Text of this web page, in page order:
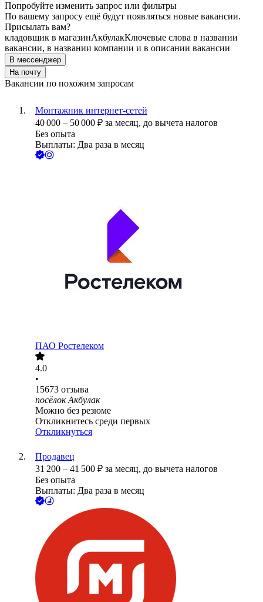
Попробуйте изменить запрос или фильтры
По вашему запросу ещё будут появляться новые вакансии.
Присылать вам?
кладовщик в магазинАкбулакКлючевые слова в названии
вакансии, в названии компании и в описании вакансии
В мессенджер
На почту
Вакансии по похожим запросам
Монтажник интернет-сетей
40 000 – 50 000 ₽ за месяц, до вычета налогов
Без опыта
Выплаты: Два раза в месяц
ПАО Ростелеком
4.0
•
15673 отзыва
посёлок Акбулак
Можно без резюме
Откликнитесь среди первых
Откликнуться
Продавец
31 200 – 41 500 ₽ за месяц, до вычета налогов
Без опыта
Выплаты: Два раза в месяц